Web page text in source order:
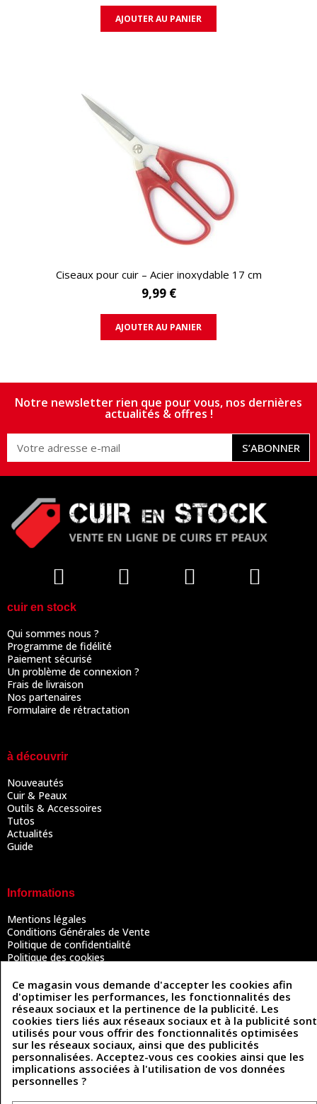
AJOUTER AU PANIER
APERÇU RAPIDE
Ciseaux pour cuir – Acier inoxydable 17 cm
9,99 €
AJOUTER AU PANIER
Notre newsletter rien que pour vous, nos dernières
actualités & offres !
S’ABONNER
cuir en stock
Qui sommes nous ?
Programme de fidélité
Paiement sécurisé
Un problème de connexion ?
Frais de livraison
Nos partenaires
Formulaire de rétractation
à découvrir
Nouveautés
Cuir & Peaux
Outils & Accessoires
Tutos
Actualités
Guide
Informations
Mentions légales
Conditions Générales de Vente
Politique de confidentialité
Politique des cookies
Coordonnées
493 Chemin de Catougnac
81300 Graulhet
05 63 34 51 88
contact@cuirenstock.com
Ce magasin vous demande d'accepter les cookies afin
d'optimiser les performances, les fonctionnalités des
réseaux sociaux et la pertinence de la publicité. Les
cookies tiers liés aux réseaux sociaux et à la publicité sont
utilisés pour vous offrir des fonctionnalités optimisées
sur les réseaux sociaux, ainsi que des publicités
personnalisées. Acceptez-vous ces cookies ainsi que les
implications associées à l'utilisation de vos données
personnelles ?